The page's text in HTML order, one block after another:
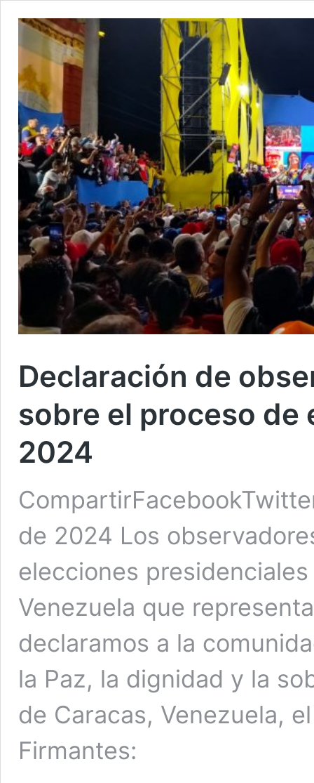
Declaración de
sobre el proceso de
2024
de 2024 Los
elecciones
Venezuela que
declaramos a la
la Paz, la dignidad y la
de Caracas, Venezuela,
Firmantes: